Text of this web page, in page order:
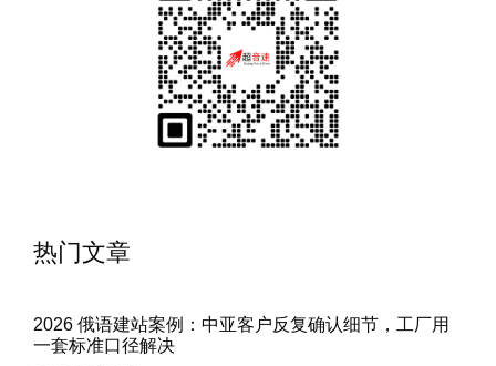
热门文章
2026 俄语建站案例：中亚客户反复确认细节，工厂用
一套标准口径解决